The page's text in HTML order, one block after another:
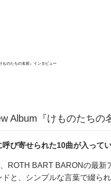
ものたちの名前』インタビュー
Album『けものたちの
呼び寄せられた10曲が入って
ROTH BART BARONの最
と、シンプルな言葉で綴ら